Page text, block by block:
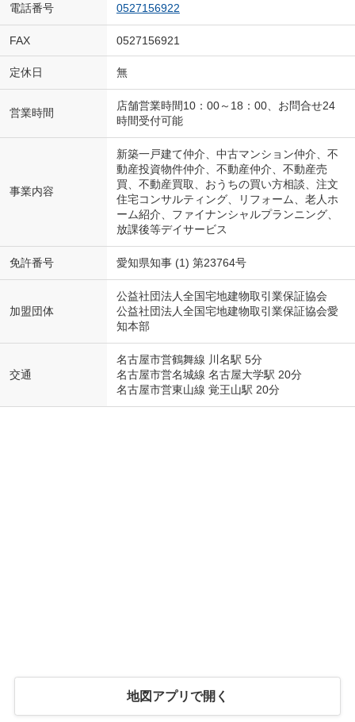
電話番号 0527156922
FAX 0527156921
定休日 無
営業時間
店舗営業時間10：00～18：00、お問合せ24
時間受付可能
事業内容
新築一戸建て仲介、中古マンション仲介、不
動産投資物件仲介、不動産仲介、不動産売
買、不動産買取、おうちの買い方相談、注文
住宅コンサルティング、リフォーム、老人ホ
ーム紹介、ファイナンシャルプランニング、
放課後等デイサービス
免許番号 愛知県知事 (1) 第23764号
加盟団体
公益社団法人全国宅地建物取引業保証協会
公益社団法人全国宅地建物取引業保証協会愛
知本部
交通
名古屋市営鶴舞線 川名駅 5分
名古屋市営名城線 名古屋大学駅 20分
名古屋市営東山線 覚王山駅 20分
地図アプリで開く